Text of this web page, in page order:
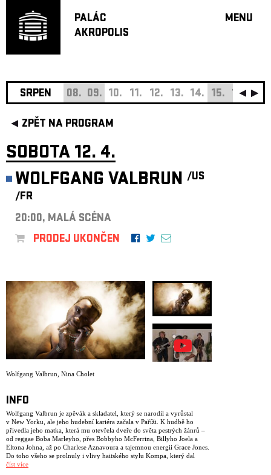
PALÁC
AKROPOLIS
MENU
JAZZ
SRPEN 08. 09. 10. 11. 12. 13. 14. 15. 16. 17.
ZPĚT NA PROGRAM
SOBOTA 12. 4.
WOLFGANG VALBRUN /US
/FR
20:00, MALÁ SCÉNA
PRODEJ UKONČEN
Wolfgang Valbrun, Nina Cholet
INFO
Wolfgang Valbrun je zpěvák a skladatel, který se narodil a vyrůstal
v New Yorku, ale jeho hudební kariéra začala v Paříži. K hudbě ho
přivedla jeho matka, která mu otevřela dveře do světa pestrých žánrů –
od reggae Boba Marleyho, přes Bobbyho McFerrina, Billyho Joela a
Eltona Johna, až po Charlese Aznavoura a tajemnou energii Grace Jones.
Do toho všeho se prolnuly i vlivy haitského stylu Kompa, který dal
základ mnoha karibským hudebním žánrům.
číst více